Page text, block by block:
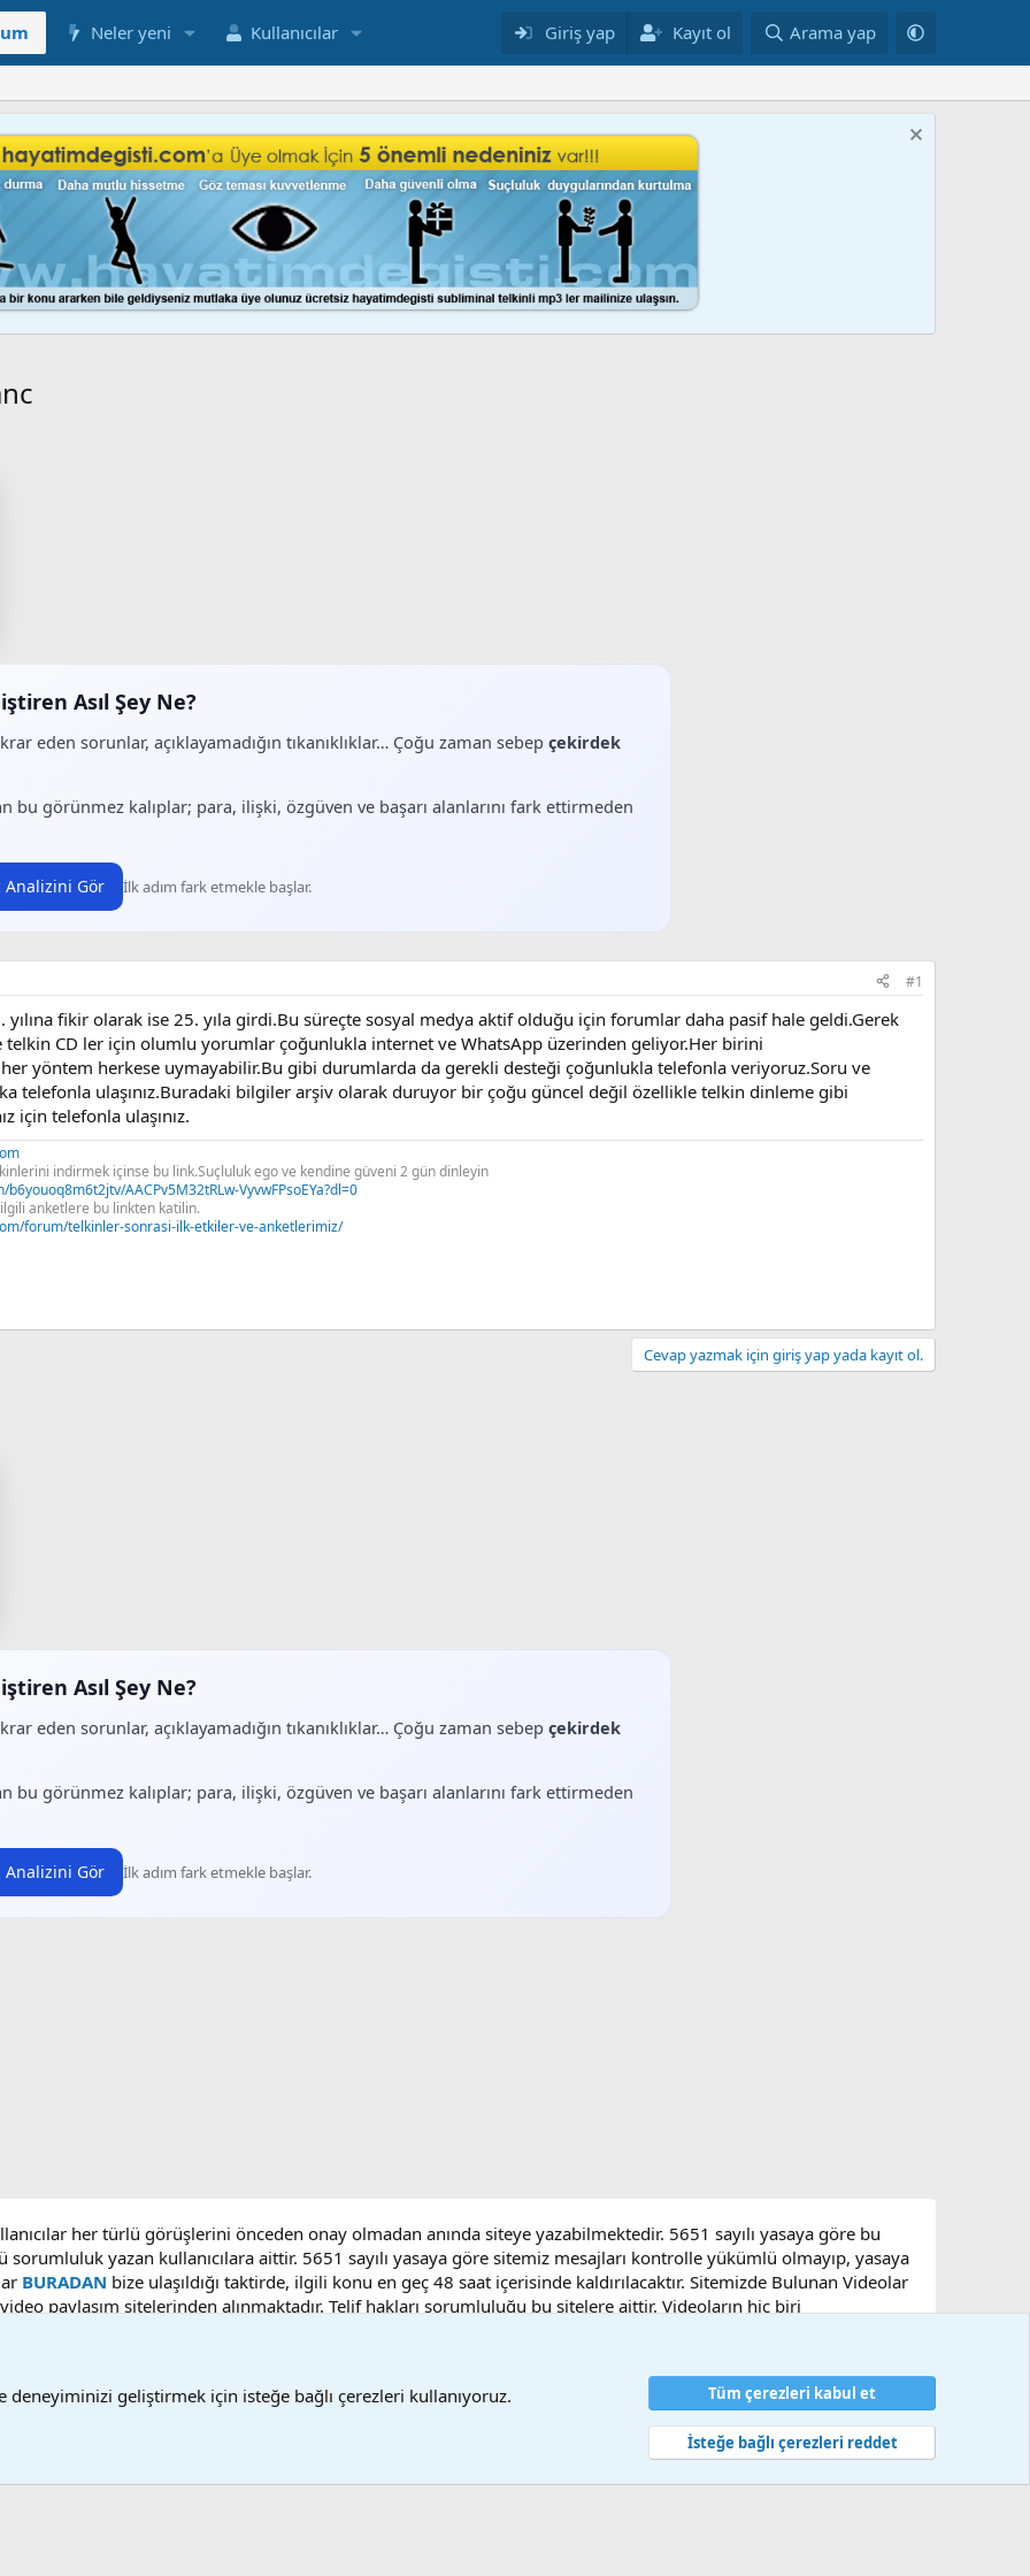
Neler yeni Kullanıcılar Giriş yap Kayıt ol Arama yap
Asıl Şey Ne?
eden sorunlar, açıklayamadığın tıkanıklıklar… Çoğu zaman sebep çekirdek
bu görünmez kalıplar; para, ilişki, özgüven ve başarı alanlarını fark ettirmeden
Analizini Gör İlk adım fark etmekle başlar.
#1
fikir olarak ise 25. yıla girdi.Bu süreçte sosyal medya aktif olduğu için forumlar daha pasif hale geldi.Gerek
telkin CD ler için olumlu yorumlar çoğunlukla internet ve WhatsApp üzerinden geliyor.Her birini
yöntem herkese uymayabilir.Bu gibi durumlarda da gerekli desteği çoğunlukla telefonla veriyoruz.Soru ve
telefonla ulaşınız.Buradaki bilgiler arşiv olarak duruyor bir çoğu güncel değil özellikle telkin dinleme gibi
için telefonla ulaşınız.
indirmek içinse bu link.Suçluluk ego ve kendine güveni 2 gün dinleyin
AACPv5M32tRLw-VyvwFPsoEYa?dl=0
anketlere bu linkten katilin.
forum/telkinler-sonrasi-ilk-etkiler-ve-anketlerimiz/
Cevap yazmak için giriş yap yada kayıt ol.
posta
Asıl Şey Ne?
eden sorunlar, açıklayamadığın tıkanıklıklar… Çoğu zaman sebep çekirdek
bu görünmez kalıplar; para, ilişki, özgüven ve başarı alanlarını fark ettirmeden
Analizini Gör İlk adım fark etmekle başlar.
her türlü görüşlerini önceden onay olmadan anında siteye yazabilmektedir. 5651 sayılı yasaya göre bu
sorumluluk yazan kullanıcılara aittir. 5651 sayılı yasaya göre sitemiz mesajları kontrolle yükümlü olmayıp, yasaya
BURADAN bize ulaşıldığı taktirde, ilgili konu en geç 48 saat içerisinde kaldırılacaktır. Sitemizde Bulunan Videolar
paylaşım sitelerinden alınmaktadır. Telif hakları sorumluluğu bu sitelere aittir. Videoların hiç biri
Bize ulaşın Şartlar ve kurallar Gizlilik politikası Yardım Ana sayfa
deneyiminizi geliştirmek için isteğe bağlı çerezleri kullanıyoruz.
Tüm çerezleri kabul et
İsteğe bağlı çerezleri reddet